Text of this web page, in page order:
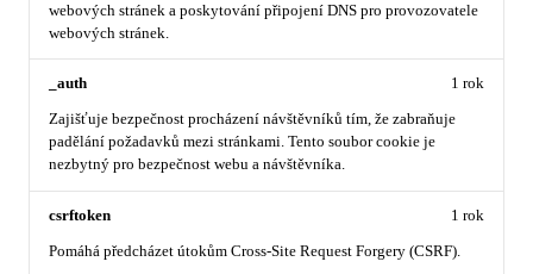
webových stránek a poskytování připojení DNS pro provozovatele
webových stránek.
_auth
Zajišťuje bezpečnost procházení návštěvníků tím, že zabraňuje
padělání požadavků mezi stránkami. Tento soubor cookie je
nezbytný pro bezpečnost webu a návštěvníka.
1 rok
csrftoken
Pomáhá předcházet útokům Cross-Site Request Forgery (CSRF).
1 rok